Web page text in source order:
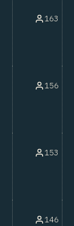
163
156
153
146